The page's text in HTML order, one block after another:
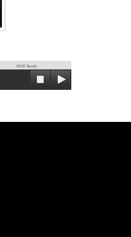
00:00 Ready